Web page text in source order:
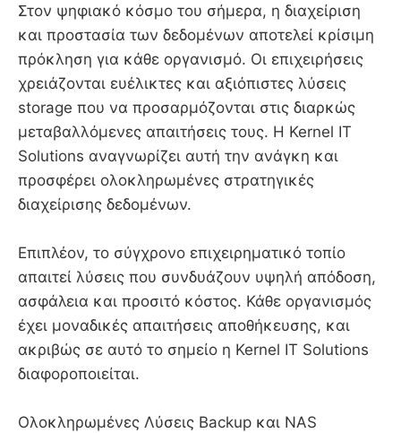
Στον ψηφιακό κόσμο του σήμερα, η διαχείριση
και προστασία των δεδομένων αποτελεί κρίσιμη
πρόκληση για κάθε οργανισμό. Οι επιχειρήσεις
χρειάζονται ευέλικτες και αξιόπιστες λύσεις
storage που να προσαρμόζονται στις διαρκώς
μεταβαλλόμενες απαιτήσεις τους. Η Kernel IT
Solutions αναγνωρίζει αυτή την ανάγκη και
προσφέρει ολοκληρωμένες στρατηγικές
διαχείρισης δεδομένων.
Επιπλέον, το σύγχρονο επιχειρηματικό τοπίο
απαιτεί λύσεις που συνδυάζουν υψηλή απόδοση,
ασφάλεια και προσιτό κόστος. Κάθε οργανισμός
έχει μοναδικές απαιτήσεις αποθήκευσης, και
ακριβώς σε αυτό το σημείο η Kernel IT Solutions
διαφοροποιείται.
Ολοκληρωμένες Λύσεις Backup και NAS